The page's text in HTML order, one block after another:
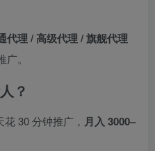
代理 / 高级代理 / 旗舰代理
。
？
花 30 分钟推广， 月入 3000–